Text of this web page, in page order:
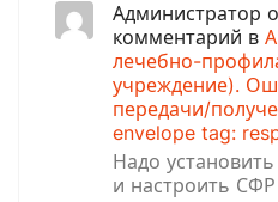
Администратор
комментарий в
лечебно-
учреждение).
передачи/
envelope tag:
Надо
и настроить